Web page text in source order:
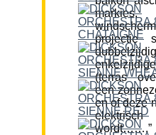
projectie
(terras
een
en of deze
wordt…….”